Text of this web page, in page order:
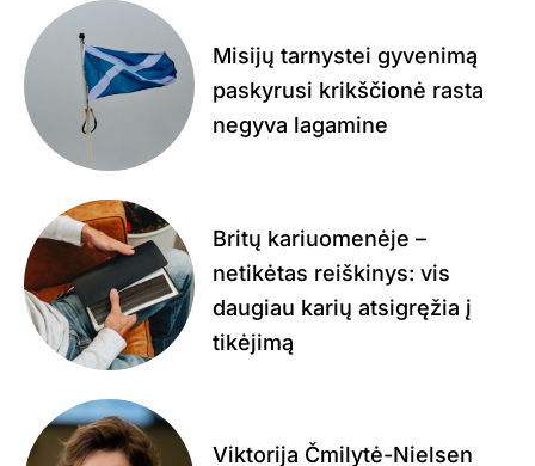
Misijų tarnystei gyvenimą
paskyrusi krikščionė rasta
negyva lagamine
Britų kariuomenėje –
netikėtas reiškinys: vis
daugiau karių atsigręžia į
tikėjimą
Viktorija Čmilytė-Nielsen